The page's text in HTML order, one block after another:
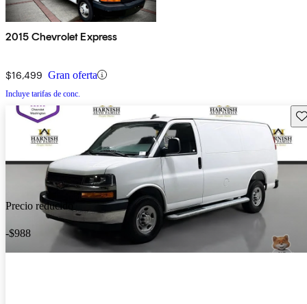
2015 Chevrolet Express
$16,499 Gran oferta
Incluye tarifas de conc.
Precio reducido
-$988